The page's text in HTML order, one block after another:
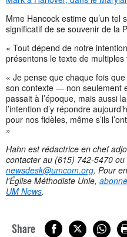
Mme Hancock estime qu’un tel
significatif de se souvenir de la
« Tout dépend de notre
présentons le texte de
« Je pense que chaque fois
son contexte — non seulement
passait à l’époque, mais aussi
l’intention d’y répondre
pour nos fidèles, même s’ils
»
Hahn est rédactrice en chef
contacter au (615) 742-5470
newsdesk@umcom.org. Pour
l'Église Méthodiste Unie,
UM News.
Share